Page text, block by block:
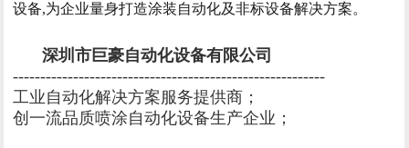
设备,为企业量身打造涂装自动化及非标设备解决方案。
深圳市巨豪自动化设备有限公司
---------------------------------------------------------
工业自动化解决方案服务提供商；
创一流品质喷涂自动化设备生产企业；